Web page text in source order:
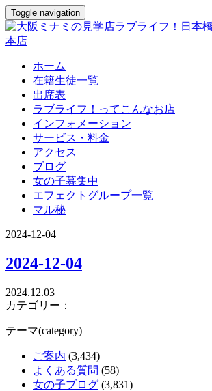
Toggle navigation
ホーム
在籍生徒一覧
出席表
ラブライフ！ってこんなお店
インフォメーション
サービス・料金
アクセス
ブログ
女の子募集中
エフェクトグループ一覧
マル秘
2024-12-04
2024-12-04
2024.12.03
カテゴリー：
テーマ(category)
ご案内 (3,434)
よくある質問 (58)
女の子ブログ (3,831)